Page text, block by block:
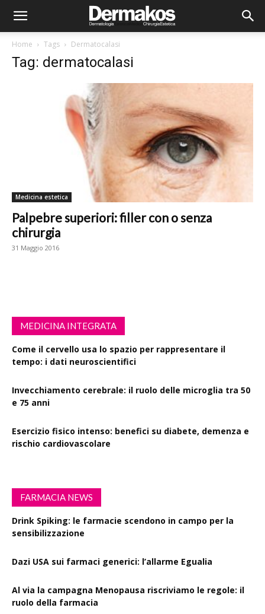
Home Tags Dermatocalasi
Tag: dermatocalasi
Medicina estetica
Palpebre superiori: filler con o senza
chirurgia
31 Maggio 2016
MEDICINA INTEGRATA
Come il cervello usa lo spazio per rappresentare il
tempo: i dati neuroscientifici
Invecchiamento cerebrale: il ruolo delle microglia tra 50
e 75 anni
Esercizio fisico intenso: benefici su diabete, demenza e
rischio cardiovascolare
FARMACIA NEWS
Drink Spiking: le farmacie scendono in campo per la
sensibilizzazione
Dazi USA sui farmaci generici: l’allarme Egualia
Al via la campagna Menopausa riscriviamo le regole: il
ruolo della farmacia